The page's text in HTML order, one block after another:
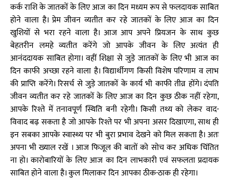
कर्क राशि के जातकों के लिए आज का दिन मध्यम रूप से फलदायक साबित
होने वाला है। प्रेम जीवन व्यतीत कर रहे जातकों के लिए आज का दिन
खुशियों से भरा रहने वाला है। आज आप अपने प्रियजन के साथ कुछ
बेहतरीन लमहे व्यतीत करेंगे जो आपके जीवन के लिए अत्यंत ही
आनंददायक साबित होगा। वहीं शिक्षा से जुड़े जातकों के लिए भी आज का
दिन काफी अच्छा रहने वाला है। विद्यार्थीगण किसी विशेष परिणाम व लाभ
की प्राप्ति करेंगे। रिसर्च से जुड़े जातकों के कार्य भी काफी तीव्र होंगे। दंपति
जीवन व्यतीत कर रहे जातकों के लिए आज का दिन कुछ ठीक नहीं रहेगा,
आपके रिश्ते में तनावपूर्ण स्थिति बनी रहेगी। किसी तथ्य को लेकर वाद-
विवाद बढ़ सकता है जो आपके रिश्ते पर भी अपना असर दिखाएगा, साथ ही
इन सबका आपके स्वास्थ्य पर भी बुरा प्रभाव देखने को मिल सकता है। अतः
अपना भी ख्याल रखें । आज फिजूल की बातों को सोच कर अधिक चिंतित
ना हो। कारोबारियों के लिए आज का दिन लाभकारी एवं सफलता प्रदायक
साबित होने वाला है। कुल मिलाकर दिन आपका ठीक-ठाक ही रहेगा।